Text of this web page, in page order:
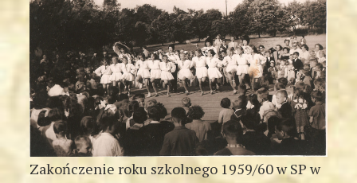
Zakończenie roku szkolnego 1959/60 w SP w